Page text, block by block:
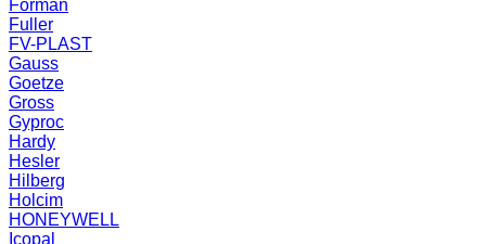
Forman
Fuller
FV-PLAST
Gauss
Goetze
Gross
Gyproc
Hardy
Hesler
Hilberg
Holcim
HONEYWELL
Icopal